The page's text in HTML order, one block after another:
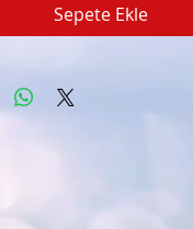
Sepete Ekle